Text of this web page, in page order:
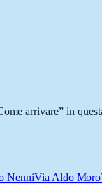
arrivare” in
NenniVia Aldo Moro